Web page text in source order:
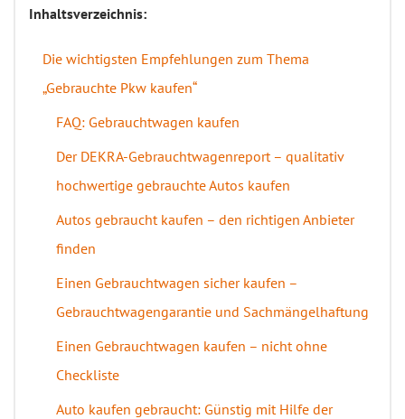
Inhaltsverzeichnis:
Die wichtigsten Empfehlungen zum Thema
„Gebrauchte Pkw kaufen“
FAQ: Gebrauchtwagen kaufen
Der DEKRA-Gebrauchtwagenreport – qualitativ
hochwertige gebrauchte Autos kaufen
Autos gebraucht kaufen – den richtigen Anbieter
finden
Einen Gebrauchtwagen sicher kaufen –
Gebrauchtwagengarantie und Sachmängelhaftung
Einen Gebrauchtwagen kaufen – nicht ohne
Checkliste
Auto kaufen gebraucht: Günstig mit Hilfe der